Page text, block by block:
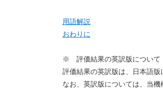
用語解説
おわりに
※ 評価結果の英訳版について
評価結果の英訳版は、日本語
なお、英訳版については、当